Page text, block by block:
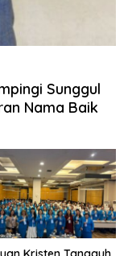
Sunggul
Nama Baik